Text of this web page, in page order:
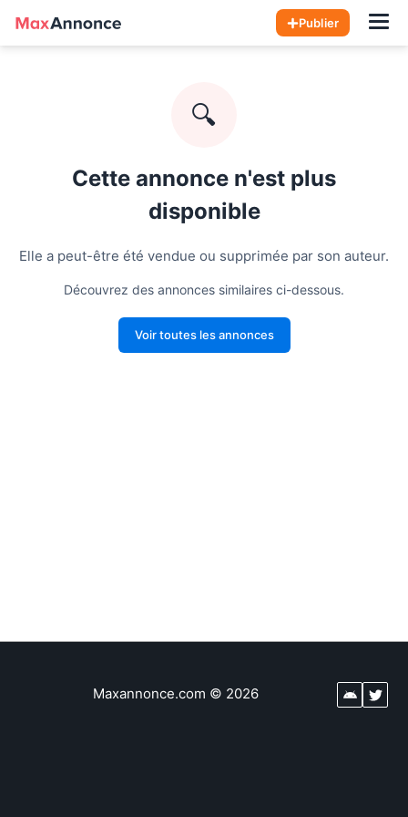
Publier
🔍
Cette annonce n'est plus
disponible
Elle a peut-être été vendue ou supprimée par son auteur.
Découvrez des annonces similaires ci-dessous.
Voir toutes les annonces
Maxannonce.com © 2026